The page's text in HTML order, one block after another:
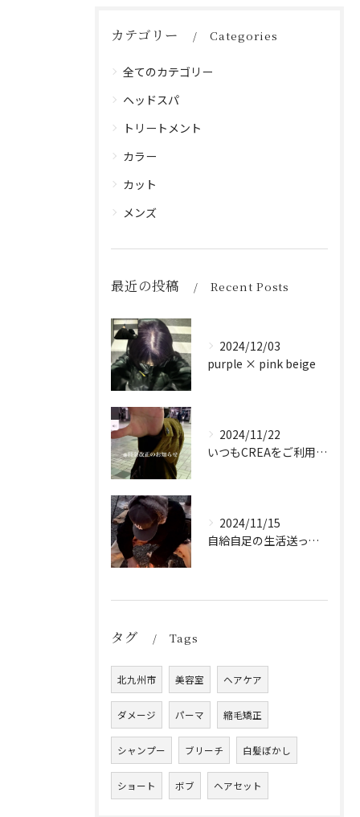
カテゴリー Categories
全てのカテゴリー
ヘッドスパ
トリートメント
カラー
カット
メンズ
最近の投稿 Recent Posts
2024/12/03
purple × pink beige
2024/11/22
いつもCREAをご利用頂き誠に有難う御座います！
2024/11/15
自給自足の生活送ってます
タグ Tags
北九州市 美容室 ヘアケア
ダメージ パーマ 縮毛矯正
シャンプー ブリーチ 白髪ぼかし
ショート ボブ ヘアセット